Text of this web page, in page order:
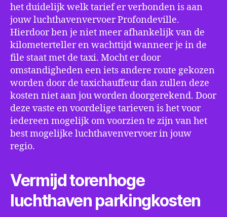
het duidelijk welk tarief er verbonden is aan
jouw luchthavenvervoer Profondeville.
Hierdoor ben je niet meer afhankelijk van de
kilometerteller en wachttijd wanneer je in de
file staat met de taxi. Mocht er door
omstandigheden een iets andere route gekozen
worden door de taxichauffeur dan zullen deze
kosten niet aan jou worden doorgerekend. Door
deze vaste en voordelige tarieven is het voor
iedereen mogelijk om voorzien te zijn van het
best mogelijke luchthavenvervoer in jouw
regio.
Vermijd torenhoge
luchthaven parkingkosten